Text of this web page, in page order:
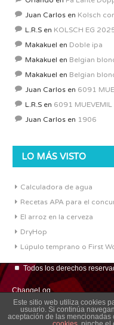
Juan Carlos en Kolsch
L.R.S en KOLSCH EG
Makakuel en Doble ipa
Makakuel en Belgian
Makakuel en Belgian
Juan Carlos en 6091
L.R.S en 6091 MUEVEMIL
Juan Carlos en 1906
LO MÁS VISTO
Calculadora de agua
Recetas APA para el
El arroz en la cerveza
DryHop
Lúpulo temprano o First
Todos los derechos
ChangeLog
Este sitio web utiliza cookies
usuario. Si continúa
aceptación de las